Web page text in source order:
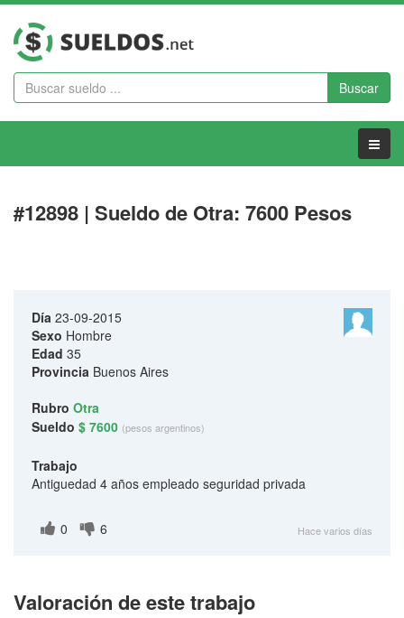
Buscar
Menu
#12898 | Sueldo de Otra: 7600 Pesos
Día 23-09-2015
Sexo Hombre
Edad 35
Provincia Buenos Aires
Rubro Otra
Sueldo $ 7600 (pesos argentinos)
Trabajo
Antiguedad 4 años empleado seguridad privada
0 6 Hace varios días
Valoración de este trabajo